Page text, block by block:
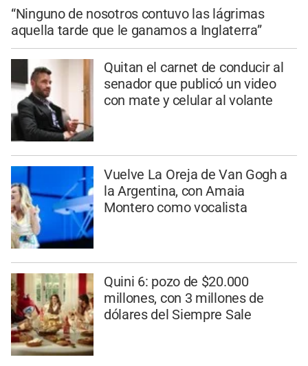
“Ninguno de nosotros contuvo las lágrimas
aquella tarde que le ganamos a Inglaterra”
Quitan el carnet de conducir al
senador que publicó un video
con mate y celular al volante
Vuelve La Oreja de Van Gogh a
la Argentina, con Amaia
Montero como vocalista
Quini 6: pozo de $20.000
millones, con 3 millones de
dólares del Siempre Sale